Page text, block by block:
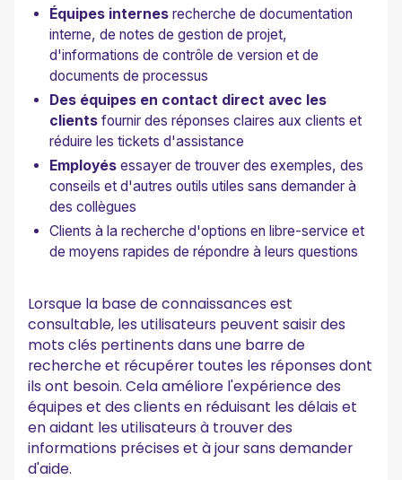
Équipes internes recherche de documentation
interne, de notes de gestion de projet,
d'informations de contrôle de version et de
documents de processus
Des équipes en contact direct avec les
clients fournir des réponses claires aux clients et
réduire les tickets d'assistance
Employés essayer de trouver des exemples, des
conseils et d'autres outils utiles sans demander à
des collègues
Clients à la recherche d'options en libre-service et
de moyens rapides de répondre à leurs questions
Lorsque la base de connaissances est
consultable, les utilisateurs peuvent saisir des
mots clés pertinents dans une barre de
recherche et récupérer toutes les réponses dont
ils ont besoin. Cela améliore l'expérience des
équipes et des clients en réduisant les délais et
en aidant les utilisateurs à trouver des
informations précises et à jour sans demander
d'aide.